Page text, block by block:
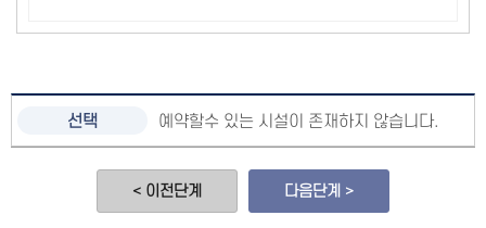
예약할수 있는 시설이 존재하지 않습니다.
< 이전단계 다음단계 >